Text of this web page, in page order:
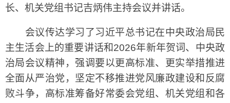
长、机关党组书记吉炳伟主持会议并讲话。
会议传达学习了习近平总书记在中央政治局民
主生活会上的重要讲话和2026年新年贺词、中央政
治局会议精神，强调要以更高标准、更实举措推进
全面从严治党，坚定不移推进党风廉政建设和反腐
败斗争，高标准筹备好常委会党组、机关党组和各